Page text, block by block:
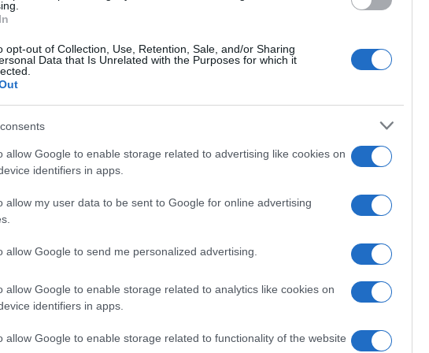
opt-out of Collection, Use, Retention, Sale, and/or Sharing
Data that Is Unrelated with the Purposes for which it
allow Google to enable storage related to advertising like cookies on
identifiers in apps.
allow my user data to be sent to Google for online advertising
allow Google to send me personalized advertising.
allow Google to enable storage related to analytics like cookies on
identifiers in apps.
allow Google to enable storage related to functionality of the website
Τα μέλη της δρούσαν με διαφορετική
κατοικίες είτε με παραβίαση εισόδων είτε
μπαλκονόπορτες.
κλοπών σε διάφορες περιοχές της
Κατά τις έρευνες εντοπίστηκαν επίσης
κατοικιών με το δίκτυο ηλεκτροδότησης,
και για κλοπή ηλεκτρικού ρεύματος.
η προανάκριση συνεχίζεται προκειμένου να
υποθέσεις διαρρήξεων στο νησί.
Ενημέρωση από το 1990 σε θέσεις υψηλής
δημόσιες σχέσεις, το ελεύθερο και το